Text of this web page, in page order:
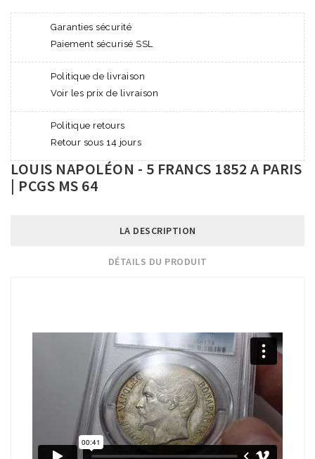
Garanties sécurité
Paiement sécurisé SSL
Politique de livraison
Voir les prix de livraison
Politique retours
Retour sous 14 jours
LOUIS NAPOLÉON - 5 FRANCS 1852 A PARIS
| PCGS MS 64
LA DESCRIPTION
DÉTAILS DU PRODUIT